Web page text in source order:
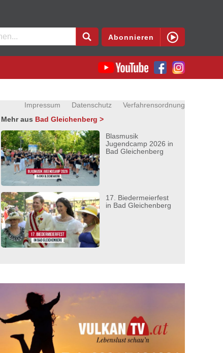
Abonnieren
Impressum Datenschutz
Verfahrensordnung
Mehr aus Bad Gleichenberg >
Blasmusik
Jugendcamp 2026 in
Bad Gleichenberg
17. Biedermeierfest
in Bad Gleichenberg